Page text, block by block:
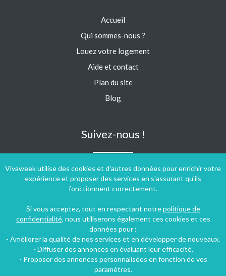
Vivaweek utilise des cookies et d'autres données pour enrichir votre
expérience et proposer des services en s'assurant qu'ils
fonctionnent correctement.
Si vous acceptez, tout en respectant notrepolitique de
confidentialité, nous utiliserons également ces cookies et ces
données pour :
- Améliorer la qualité de nos services et en développer de nouveaux.
- Diffuser des annonces en évaluant leur efficacité.
- Proposer des annonces personnalisées en fonction de vos
paramètres.
Accueil
Qui sommes-nous ?
Louez votre logement
Aide et contact
Plan du site
Blog
Suivez-nous !